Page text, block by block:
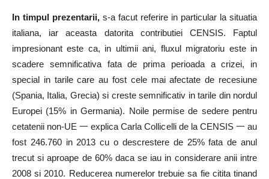
In timpul prezentarii, s-a facut referire in particular la situatia
italiana, iar aceasta datorita contributiei CENSIS. Faptul
impresionant este ca, in ultimii ani, fluxul migratoriu este in
scadere semnificativa fata de prima perioada a crizei, in
special in tarile care au fost cele mai afectate de recesiune
(Spania, Italia, Grecia) si creste semnificativ in tarile din nordul
Europei (15% in Germania). Noile permise de sedere pentru
cetatenii non-UE 一 explica Carla Collicelli de la CENSIS 一 au
fost 246.760 in 2013 cu o descrestere de 25% fata de anul
trecut si aproape de 60% daca se iau in considerare anii intre
2008 si 2010. Reducerea numerelor trebuie sa fie citita tinand